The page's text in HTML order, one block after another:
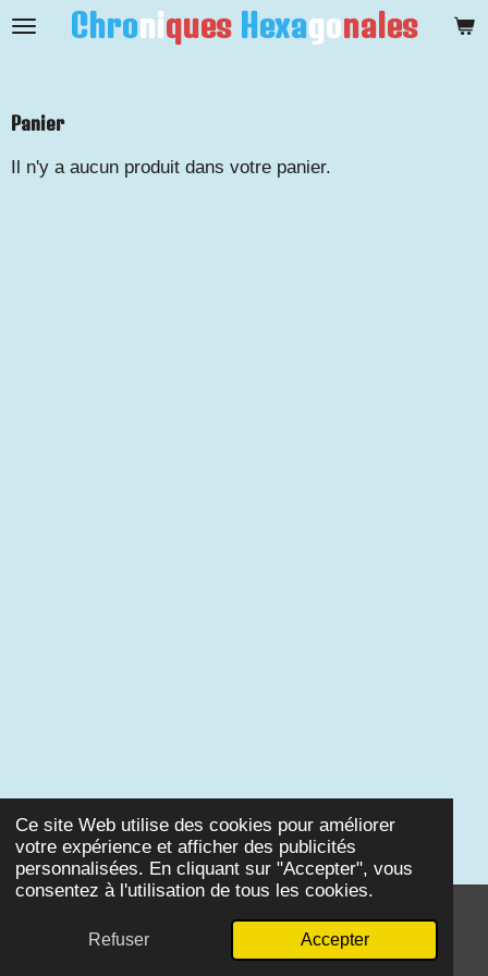
Ce site Web utilise des cookies pour améliorer
votre expérience et afficher des publicités
personnalisées. En cliquant sur "Accepter", vous
consentez à l'utilisation de tous les cookies.
Refuser Accepter
Passer
Chroniques Hexagonales
Panier
Il n'y a aucun produit dans votre panier.
© 2025 Chroniques Hexagonales
Propulsé parWebador